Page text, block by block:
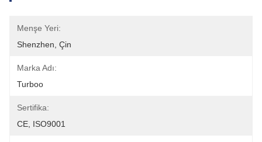
Menşe Yeri:
Shenzhen, Çin
Marka Adı:
Turboo
Sertifika:
CE, ISO9001